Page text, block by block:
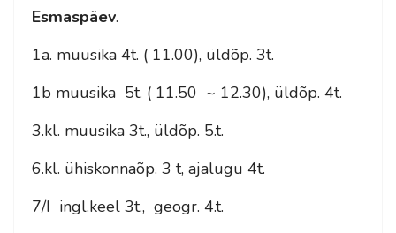
Esmaspäev.
1a. muusika 4t. ( 11.00), üldõp. 3t.
1b muusika 5t. ( 11.50 ~ 12.30), üldõp. 4t.
3.kl. muusika 3t., üldõp. 5.t.
6.kl. ühiskonnaõp. 3 t, ajalugu 4t.
7/I ingl.keel 3t., geogr. 4.t.